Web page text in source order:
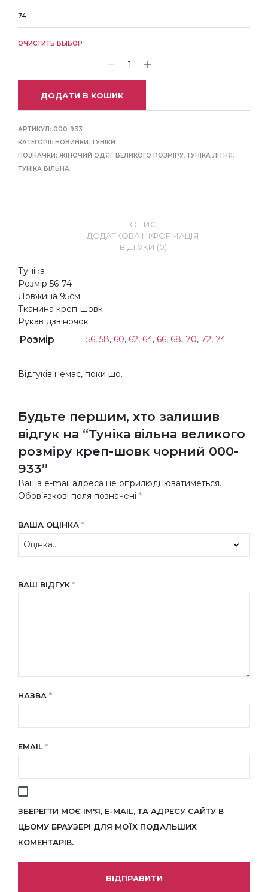
74
ОЧИСТИТЬ ВЫБОР
ДОДАТИ В КОШИК
АРТИКУЛ: 000-933
КАТЕГОРІЇ: НОВИНКИ, ТУНІКИ
ПОЗНАЧКИ: ЖІНОЧИЙ ОДЯГ ВЕЛИКОГО РОЗМІРУ, ТУНIКА ЛIТНЯ,
ТУНІКА ВІЛЬНА
ОПИС
ДОДАТКОВА ІНФОРМАЦІЯ
ВІДГУКИ (0)
Туніка
Розмір 56-74
Довжина 95см
Тканина креп-шовк
Рукав дзвіночок
Розмір 56, 58, 60, 62, 64, 66, 68, 70, 72, 74
Відгуків немає, поки що.
Будьте першим, хто залишив
відгук на “Туніка вільна великого
розміру креп-шовк чорний 000-
933”
Ваша e-mail адреса не оприлюднюватиметься.
Обов’язкові поля позначені *
ВАША ОЦІНКА *
ВАШ ВІДГУК *
НАЗВА *
EMAIL *
ЗБЕРЕГТИ МОЄ ІМ'Я, E-MAIL, ТА АДРЕСУ САЙТУ В
ЦЬОМУ БРАУЗЕРІ ДЛЯ МОЇХ ПОДАЛЬШИХ
КОМЕНТАРІВ.